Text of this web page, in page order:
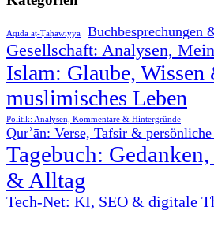
Aqīda aṭ-Ṭaḥāwiyya Buchbesprechungen
Gesellschaft: Analysen,
Islam: Glaube, Wissen
muslimisches Leben
Politik: Analysen, Kommentare & Hintergründe
Qurʾān: Verse, Tafsir & persönliche
Tagebuch:
& Alltag
Tech-Net: KI, SEO & digitale